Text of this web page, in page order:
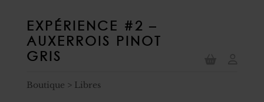
EXPÉRIENCE #2 –
AUXERROIS PINOT
GRIS
Boutique > Libres